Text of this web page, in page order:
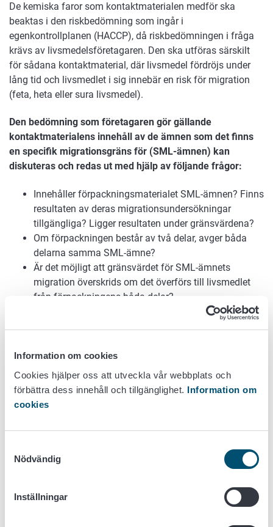
Information om cookies
Cookies hjälper oss att utveckla vår webbplats och
förbättra dess innehåll och tillgänglighet. Information om
cookies
Nödvändig
Inställningar
De kemiska faror som kontaktmaterialen medför ska
beaktas i den riskbedömning som ingår i
egenkontrollplanen (HACCP), då riskbedömningen i fråga
krävs av livsmedelsföretagaren. Den ska utföras särskilt
för sådana kontaktmaterial, där livsmedel fördröjs under
lång tid och livsmedlet i sig innebär en risk för migration
(feta, heta eller sura livsmedel).
Den bedömning som företagaren gör gällande
kontaktmaterialens innehåll av de ämnen som det finns
en specifik migrationsgräns för (SML-ämnen) kan
diskuteras och redas ut med hjälp av följande frågor:
Innehåller förpackningsmaterialet SML-ämnen? Finns
resultaten av deras migrationsundersökningar
tillgängliga? Ligger resultaten under gränsvärdena?
Om förpackningen består av två delar, avger båda
delarna samma SML-ämne?
Är det möjligt att gränsvärdet för SML-ämnets
migration överskrids om det överförs till livsmedlet
från förpackningens båda delar?
Vilka eventuella förebyggande eller korrigerande
Vad gäller den bedömning som företagaren gör av de
“dual use”-tillsatsämnen som förpackningsmaterialen
innehåller kan diskuteras och redas ut med hjälp av
tillsatsämnen och omnämns de i förklaringen om
mängden migration i förklaringen om